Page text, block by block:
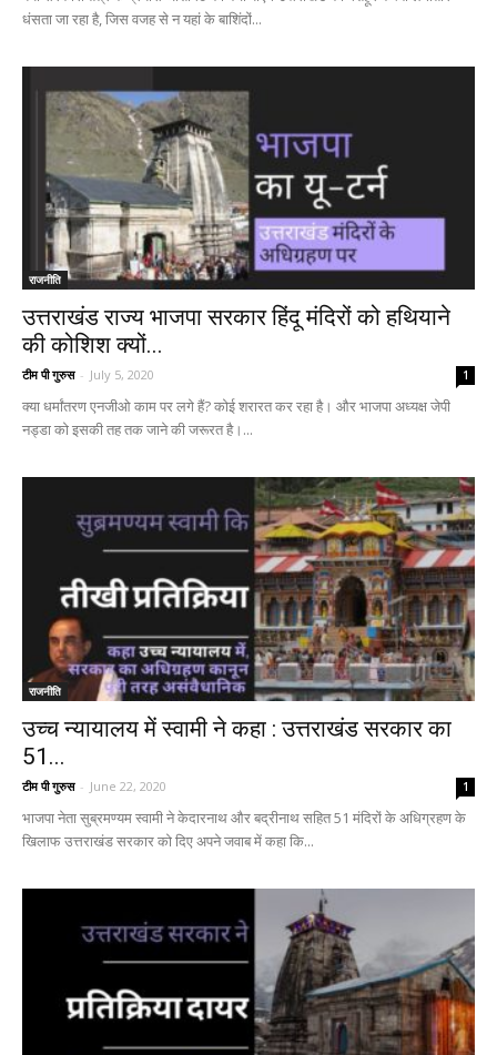
धंसता जा रहा है, जिस वजह से न यहां के बाशिंदों...
राजनीति
उत्तराखंड राज्य भाजपा सरकार हिंदू मंदिरों को हथियाने
की कोशिश क्यों...
टीम पी गुरुस - July 5, 2020 1
क्या धर्मांतरण एनजीओ काम पर लगे हैं? कोई शरारत कर रहा है। और भाजपा अध्यक्ष जेपी
नड्डा को इसकी तह तक जाने की जरूरत है।...
राजनीति
उच्च न्यायालय में स्वामी ने कहा : उत्तराखंड सरकार का
51...
टीम पी गुरुस - June 22, 2020 1
भाजपा नेता सुब्रमण्यम स्वामी ने केदारनाथ और बद्रीनाथ सहित 51 मंदिरों के अधिग्रहण के
खिलाफ उत्तराखंड सरकार को दिए अपने जवाब में कहा कि...